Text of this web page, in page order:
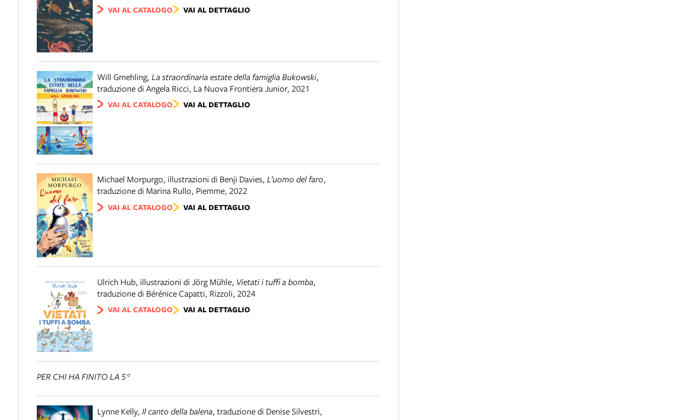
VAI AL CATALOGO VAI AL DETTAGLIO
Will Gmehling, La straordinaria estate della famiglia Bukowski,
traduzione di Angela Ricci, La Nuova Frontiera Junior, 2021
VAI AL CATALOGO VAI AL DETTAGLIO
Michael Morpurgo, illustrazioni di Benji Davies, L’uomo del faro,
traduzione di Marina Rullo, Piemme, 2022
VAI AL CATALOGO VAI AL DETTAGLIO
Ulrich Hub, illustrazioni di Jörg Mühle, Vietati i tuffi a bomba,
traduzione di Bérénice Capatti, Rizzoli, 2024
VAI AL CATALOGO VAI AL DETTAGLIO
PER CHI HA FINITO LA 5°
Lynne Kelly, Il canto della balena, traduzione di Denise Silvestri,